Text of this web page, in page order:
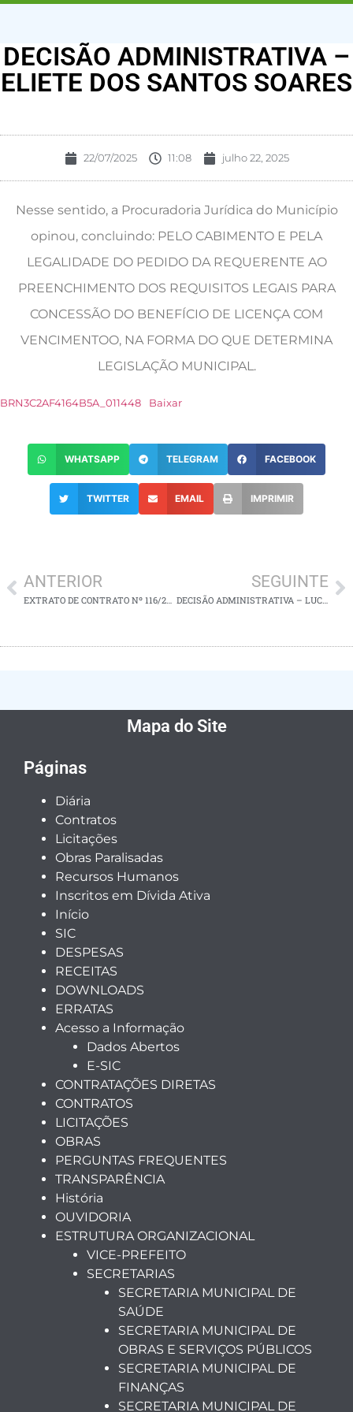
DECISÃO ADMINISTRATIVA –
ELIETE DOS SANTOS SOARES
22/07/2025 11:08 julho 22, 2025
Nesse sentido, a Procuradoria Jurídica do Município
opinou, concluindo: PELO CABIMENTO E PELA
LEGALIDADE DO PEDIDO DA REQUERENTE AO
PREENCHIMENTO DOS REQUISITOS LEGAIS PARA
CONCESSÃO DO BENEFÍCIO DE LICENÇA COM
VENCIMENTOO, NA FORMA DO QUE DETERMINA
LEGISLAÇÃO MUNICIPAL.
BRN3C2AF4164B5A_011448 Baixar
WHATSAPP TELEGRAM FACEBOOK
TWITTER EMAIL IMPRIMIR
ANTERIOR SEGUINTE
DECISÃO ADMINISTRATIVA – LUCIANA BISPOS DOS SANTOS
Mapa do Site
Páginas
Diária
Contratos
Licitações
Obras Paralisadas
Recursos Humanos
Inscritos em Dívida Ativa
Início
SIC
DESPESAS
RECEITAS
DOWNLOADS
ERRATAS
Acesso a Informação
Dados Abertos
E-SIC
CONTRATAÇÕES DIRETAS
CONTRATOS
LICITAÇÕES
OBRAS
PERGUNTAS FREQUENTES
TRANSPARÊNCIA
História
OUVIDORIA
ESTRUTURA ORGANIZACIONAL
VICE-PREFEITO
SECRETARIAS
SECRETARIA MUNICIPAL DE
SAÚDE
SECRETARIA MUNICIPAL DE
OBRAS E SERVIÇOS PÚBLICOS
SECRETARIA MUNICIPAL DE
FINANÇAS
SECRETARIA MUNICIPAL DE